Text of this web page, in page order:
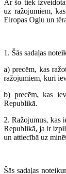
Ar šo tiek
uz ražojumiem,
Eiropas Ogļu un
1. Šās sadaļas
a) precēm, kas
ražojumiem, kuri
b) precēm, kas
Republikā.
2. Ražojumus, kas
Republikā, ja ir
un attiecībā uz
Šās sadaļas